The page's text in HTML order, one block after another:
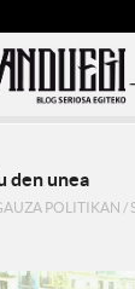
den unea
POLITIKAN /